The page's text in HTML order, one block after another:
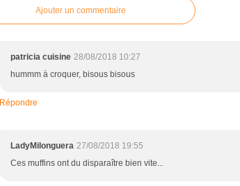
Ajouter un commentaire
patricia cuisine 28/08/2018 10:27
hummm à croquer, bisous bisous
Répondre
LadyMilonguera 27/08/2018 19:55
Ces muffins ont du disparaître bien vite...